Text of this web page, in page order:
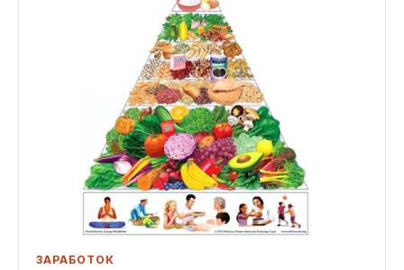
ЗАРАБОТОК